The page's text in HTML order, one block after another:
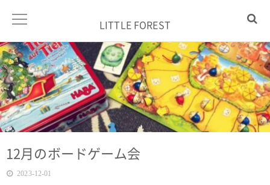
LITTLE FOREST
12月のボードゲーム会
2023-12-01